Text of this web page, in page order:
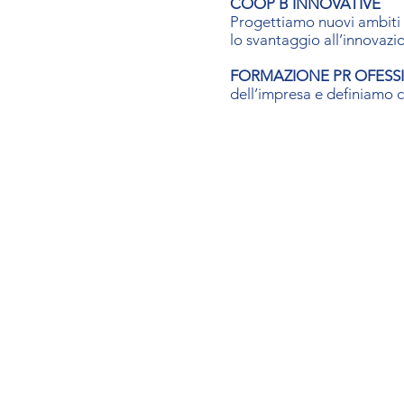
COOP B INNOVATIVE
Progettiamo nuovi
lo svantaggio
FORMAZIONE PR
dell’impresa e definiamo